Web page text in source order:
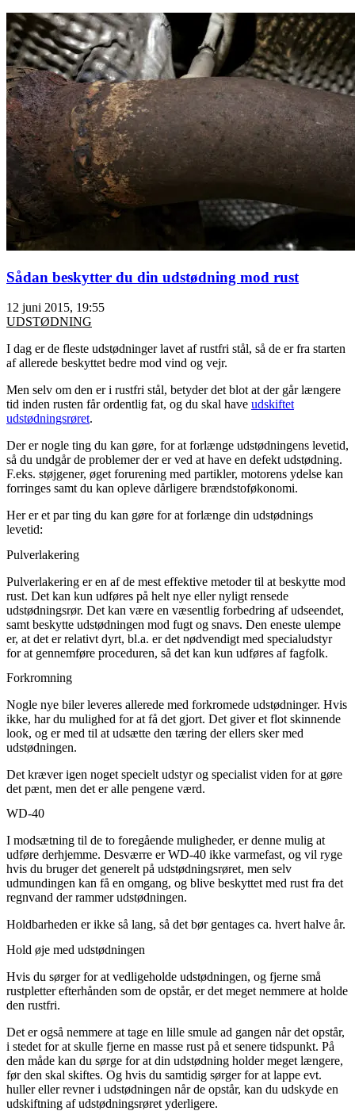
Sådan beskytter du din udstødning mod rust
12 juni 2015, 19:55
UDSTØDNING
I dag er de fleste udstødninger lavet af rustfri stål, så de er fra starten
af allerede beskyttet bedre mod vind og vejr.
Men selv om den er i rustfri stål, betyder det blot at der går længere
tid inden rusten får ordentlig fat, og du skal have udskiftet
udstødningsrøret.
Der er nogle ting du kan gøre, for at forlænge udstødningens levetid,
så du undgår de problemer der er ved at have en defekt udstødning.
F.eks. støjgener, øget forurening med partikler, motorens ydelse kan
forringes samt du kan opleve dårligere brændstoføkonomi.
Her er et par ting du kan gøre for at forlænge din udstødnings
levetid:
Pulverlakering
Pulverlakering er en af de mest effektive metoder til at beskytte mod
rust. Det kan kun udføres på helt nye eller nyligt rensede
udstødningsrør. Det kan være en væsentlig forbedring af udseendet,
samt beskytte udstødningen mod fugt og snavs. Den eneste ulempe
er, at det er relativt dyrt, bl.a. er det nødvendigt med specialudstyr
for at gennemføre proceduren, så det kan kun udføres af fagfolk.
Forkromning
Nogle nye biler leveres allerede med forkromede udstødninger. Hvis
ikke, har du mulighed for at få det gjort. Det giver et flot skinnende
look, og er med til at udsætte den tæring der ellers sker med
udstødningen.
Det kræver igen noget specielt udstyr og specialist viden for at gøre
det pænt, men det er alle pengene værd.
WD-40
I modsætning til de to foregående muligheder, er denne mulig at
udføre derhjemme. Desværre er WD-40 ikke varmefast, og vil ryge
hvis du bruger det generelt på udstødningsrøret, men selv
udmundingen kan få en omgang, og blive beskyttet med rust fra det
regnvand der rammer udstødningen.
Holdbarheden er ikke så lang, så det bør gentages ca. hvert halve år.
Hold øje med udstødningen
Hvis du sørger for at vedligeholde udstødningen, og fjerne små
rustpletter efterhånden som de opstår, er det meget nemmere at holde
den rustfri.
Det er også nemmere at tage en lille smule ad gangen når det opstår,
i stedet for at skulle fjerne en masse rust på et senere tidspunkt. På
den måde kan du sørge for at din udstødning holder meget længere,
før den skal skiftes. Og hvis du samtidig sørger for at lappe evt.
huller eller revner i udstødningen når de opstår, kan du udskyde en
udskiftning af udstødningsrøret yderligere.